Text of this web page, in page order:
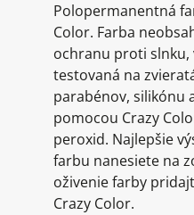
Polopermanentná
Color. Farba
ochranu proti slnku,
testovaná na
parabénov, silikónu
pomocou Crazy
peroxid. Najlepšie
farbu nanesiete na
oživenie farby
Crazy Color.